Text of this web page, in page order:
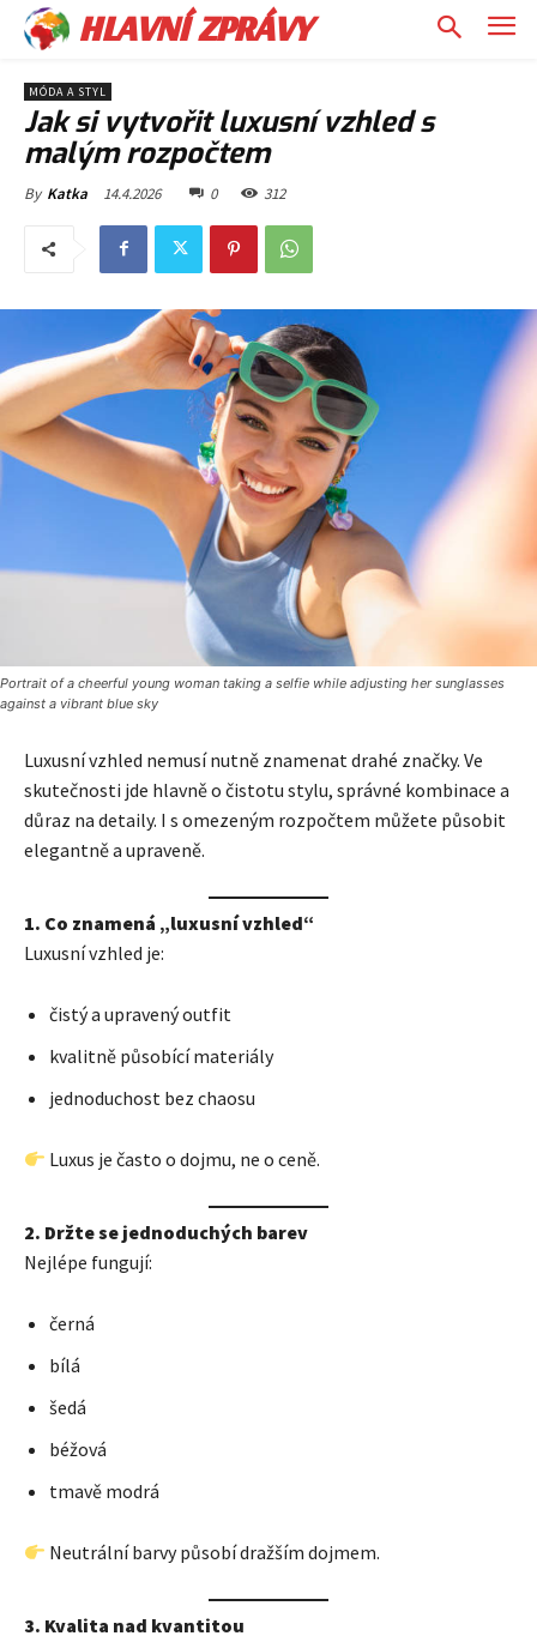
HLAVNÍ ZPRÁVY
MÓDA A STYL
Jak si vytvořit luxusní vzhled s
malým rozpočtem
By Katka 14.4.2026 0 312
Portrait of a cheerful young woman taking a selfie while adjusting her sunglasses
against a vibrant blue sky
Luxusní vzhled nemusí nutně znamenat drahé značky. Ve
skutečnosti jde hlavně o čistotu stylu, správné kombinace a
důraz na detaily. I s omezeným rozpočtem můžete působit
elegantně a upraveně.
1. Co znamená „luxusní vzhled“
Luxusní vzhled je:
čistý a upravený outfit
kvalitně působící materiály
jednoduchost bez chaosu
Luxus je často o dojmu, ne o ceně.
2. Držte se jednoduchých barev
Nejlépe fungují:
černá
bílá
šedá
béžová
tmavě modrá
Neutrální barvy působí dražším dojmem.
3. Kvalita nad kvantitou